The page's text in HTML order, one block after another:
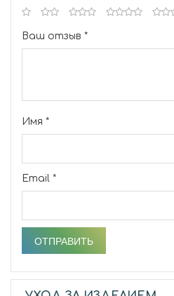
Ваш отзыв *
Имя *
Email *